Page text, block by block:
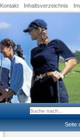
Kontakt Inhaltsverzeichnis
Seite